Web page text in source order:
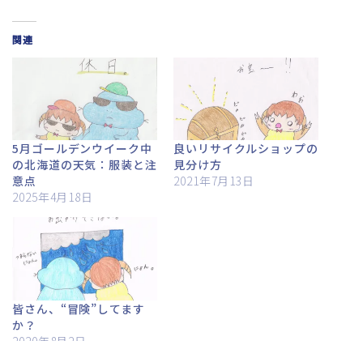
関連
5月ゴールデンウイーク中
の北海道の天気：服装と注
意点
2025年4月18日
良いリサイクルショップの
見分け方
2021年7月13日
皆さん、“冒険”してます
か？